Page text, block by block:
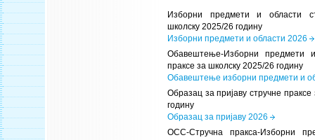
Изборни предмети и области
школску 2025/26 годину
Изборни предмети и области 2026
Обавештење-Изборни предмети
праксе за школску 2025/26 годину
Обавештење изборни предмети и
Образац за пријаву стручне
годину
Образац за пријаву 2026
ОСС-Стручна пракса-Изборни